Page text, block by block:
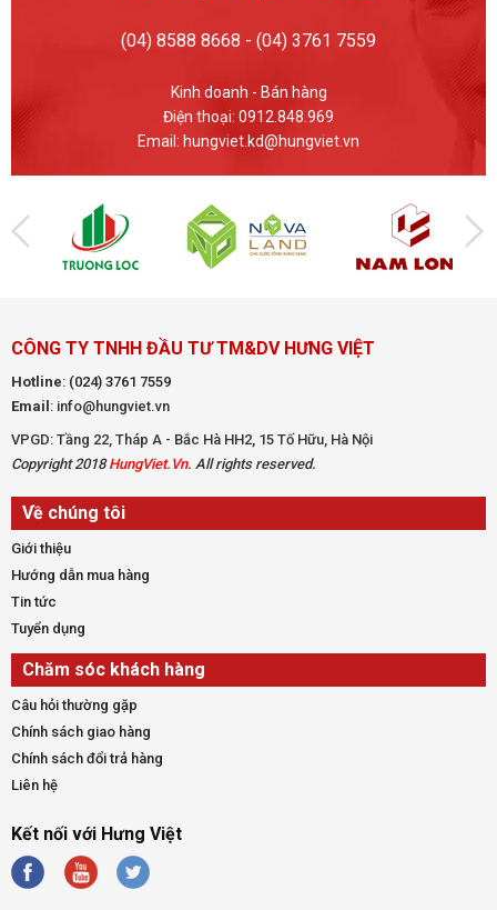
(04) 8588 8668 - (04) 3761 7559
Kinh doanh - Bán hàng
Điện thoại: 0912.848.969
Email: hungviet.kd@hungviet.vn
CÔNG TY TNHH ĐẦU TƯ TM&DV HƯNG VIỆT
Hotline: (024) 3761 7559
Email : info@hungviet.vn
VPGD: Tầng 22, Tháp A - Bắc Hà HH2, 15 Tố Hữu, Hà Nội
Copyright 2018HungViet.Vn. All rights reserved.
Về chúng tôi
Giới thiệu
Hướng dẫn mua hàng
Tin tức
Tuyển dụng
Chăm sóc khách hàng
Câu hỏi thường gặp
Chính sách giao hàng
Chính sách đổi trả hàng
Liên hệ
Kết nối với Hưng Việt